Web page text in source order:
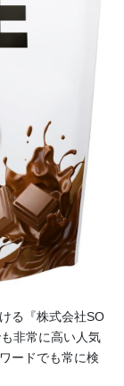
る『株式会社SO
非常に高い人気
ードでも常に検